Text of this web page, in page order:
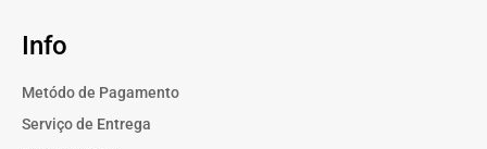
Info
Metódo de Pagamento
Serviço de Entrega